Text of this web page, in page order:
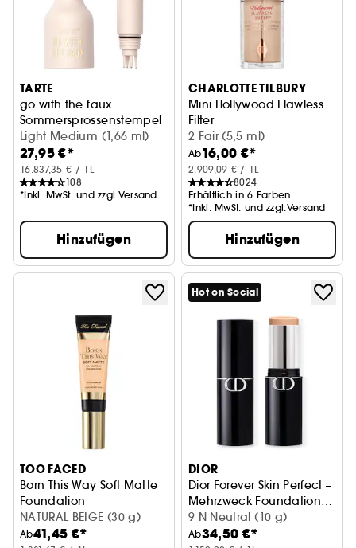
TARTE
go with the faux
Sommersprossenstempel
Light Medium (1,66 ml)
27,95 €*
16.837,35 € / 1L
108
*Inkl. MwSt. und zzgl.Versand
Hinzufügen
CHARLOTTE TILBURY
Mini Hollywood Flawless
Filter
Foundation
2 Fair (5,5 ml)
Ab16,00 €*
2.909,09 € / 1L
8024
Erhältlich in 6 Farben
*Inkl. MwSt. und zzgl.Versand
Hinzufügen
TOO FACED
Born This Way Soft Matte
Foundation
Foundation
NATURAL BEIGE (30 g)
Ab41,45 €*
Hot on Social
DIOR
Dior Forever Skin Perfect –
Mehrzweck Foundation-
Stick
9 N Neutral (10 g)
Ab34,50 €*